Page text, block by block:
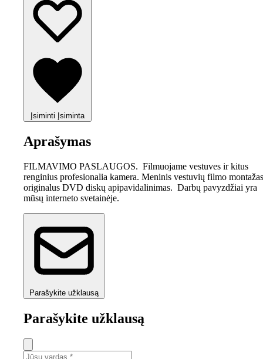
Įsiminti Įsiminta
Aprašymas
FILMAVIMO PASLAUGOS. Filmuojame vestuves ir kitus
renginius profesionalia kamera. Meninis vestuvių filmo
originalus DVD diskų apipavidalinimas. Darbų pavyzdžiai yra
mūsų interneto svetainėje.
Parašykite užklausą
Parašykite užklausą